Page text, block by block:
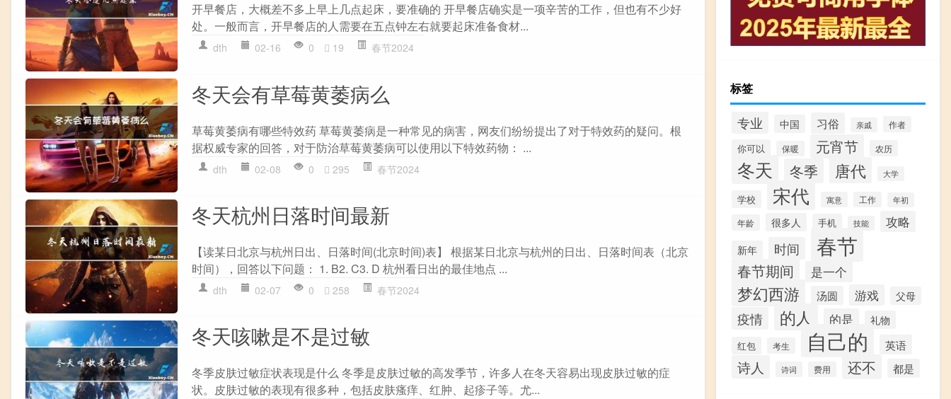
开早餐店，大概差不多上早上几点起床，要准确的 开早餐店确实是一项辛苦的工作，但也有不少好
处。一般而言，开早餐店的人需要在五点钟左右就要起床准备食材...
dth 02-16 0 19 春节2024
冬天会有草莓黄萎病么
草莓黄萎病有哪些特效药 草莓黄萎病是一种常见的病害，网友们纷纷提出了对于特效药的疑问。根
据权威专家的回答，对于防治草莓黄萎病可以使用以下特效药物： ...
dth 02-08 0 295 春节2024
冬天杭州日落时间最新
【读某日北京与杭州日出、日落时间(北京时间)表】 根据某日北京与杭州的日出、日落时间表（北京
时间），回答以下问题： 1. B2. C3. D 杭州看日出的最佳地点 ...
dth 02-07 0 258 春节2024
冬天咳嗽是不是过敏
冬季皮肤过敏症状表现是什么 冬季是皮肤过敏的高发季节，许多人在冬天容易出现皮肤过敏的症
状。皮肤过敏的表现有很多种，包括皮肤瘙痒、红肿、起疹子等。尤...
标签
专业 中国 习俗 亲戚 作者
你可以 保暖 元宵节 农历
冬天 冬季 唐代 大学
学校 宋代 寓意 工作 年初
年龄 很多人 手机 技能 攻略
新年 时间 春节
春节期间 是一个
梦幻西游 汤圆 游戏 父母
疫情 的人 的是 礼物
红包 考生 自己的 英语
诗人 诗词 费用 还不 都是